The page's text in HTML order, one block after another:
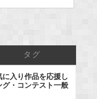
タグ
入り作品を応援し
グ・コンテスト一般